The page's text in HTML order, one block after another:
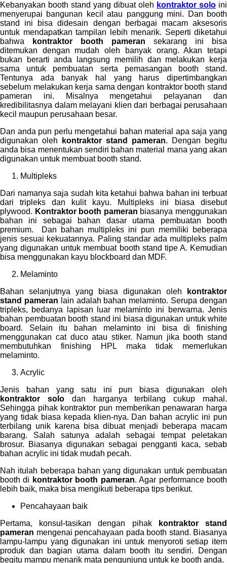
Kebanyakan booth stand yang dibuat oleh kontraktor solo ini
menyerupai bangunan kecil atau panggung mini. Dan booth
stand ini bisa didesain dengan berbagai macam aksesoris
untuk mendapatkan tampilan lebih menarik. Seperti diketahui
bahwa
kontraktor booth pameran sekarang ini bisa
ditemukan dengan mudah oleh banyak orang. Akan tetapi
bukan berarti anda langsung memilih dan melakukan kerja
sama untuk pembuatan serta pemasangan booth stand.
Tentunya ada banyak hal yang harus dipertimbangkan
sebelum melakukan kerja sama dengan kontraktor booth stand
pameran ini. Misalnya mengetahui pelayanan dan
kredibilitasnya dalam melayani klien dari berbagai perusahaan
kecil maupun perusahaan besar.
Dan anda pun perlu mengetahui bahan material apa saja yang
digunakan oleh
kontraktor stand pameran. Dengan begitu
anda bisa menentukan sendiri bahan material mana yang akan
digunakan untuk membuat booth stand.
Multipleks
Dari namanya saja sudah kita ketahui bahwa bahan ini terbuat
dari tripleks dan kulit kayu. Multipleks ini biasa disebut
plywood. Kontraktor booth pameran biasanya menggunakan
bahan ini sebagai bahan dasar utama pembuatan booth
premium. Dan bahan multipleks ini pun memiliki beberapa
jenis sesuai kekuatannya. Paling standar ada multipleks palm
yang digunakan untuk membuat booth stand tipe A. Kemudian
bisa menggunakan kayu blockboard dan MDF.
Melaminto
Bahan selanjutnya yang biasa digunakan oleh
kontraktor
stand pameran lain adalah bahan melaminto. Serupa dengan
tripleks, bedanya lapisan luar melaminto ini berwarna. Jenis
bahan pembuatan booth stand ini biasa digunakan untuk white
board. Selain itu bahan melaminto ini bisa di finishing
menggunakan cat duco atau stiker. Namun jika booth stand
membutuhkan finishing HPL maka tidak memerlukan
melaminto.
Acrylic
Jenis bahan yang satu ini pun biasa digunakan oleh
kontraktor solodan harganya terbilang cukup mahal.
Sehingga pihak kontraktor pun memberikan penawaran harga
yang tidak biasa kepada klien-nya. Dan bahan acrylic ini pun
terbilang unik karena bisa dibuat menjadi beberapa macam
barang. Salah satunya adalah sebagai tempat peletakan
brosur. Biasanya digunakan sebagai pengganti kaca, sebab
bahan acrylic ini tidak mudah pecah.
Nah itulah beberapa bahan yang digunakan untuk pembuatan
booth di kontraktor booth pameran. Agar performance booth
lebih baik, maka bisa mengikuti beberapa tips berikut.
Pencahayaan baik
Pertama, konsul-tasikan dengan pihak
kontraktor stand
pameran mengenai pencahayaan pada booth stand. Biasanya
lampu-lampu yang digunakan ini untuk menyoroti setiap item
produk dan bagian utama dalam booth itu sendiri. Dengan
begitu mampu menarik mata pengunjung untuk ke booth anda.